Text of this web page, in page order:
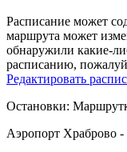
Расписание может
маршрута может
обнаружили какие-
расписанию,
Редактировать
Остановки:
Аэропорт Храброво -